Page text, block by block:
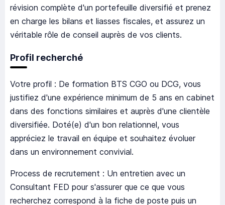
révision complète d'un portefeuille diversifié et prenez
en charge les bilans et liasses fiscales, et assurez un
véritable rôle de conseil auprès de vos clients.
Profil recherché
Votre profil : De formation BTS CGO ou DCG, vous
justifiez d'une expérience minimum de 5 ans en cabinet
dans des fonctions similaires et auprès d'une clientèle
diversifiée. Doté(e) d'un bon relationnel, vous
appréciez le travail en équipe et souhaitez évoluer
dans un environnement convivial.
Process de recrutement : Un entretien avec un
Consultant FED pour s'assurer que ce que vous
recherchez correspond à la fiche de poste puis un